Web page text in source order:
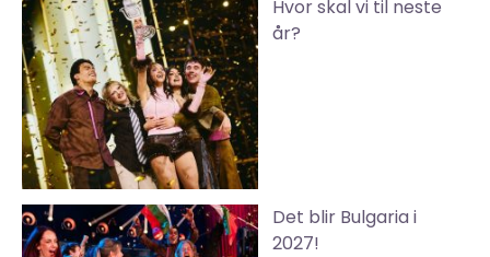
Hvor skal vi til neste
år?
Det blir Bulgaria i
2027!